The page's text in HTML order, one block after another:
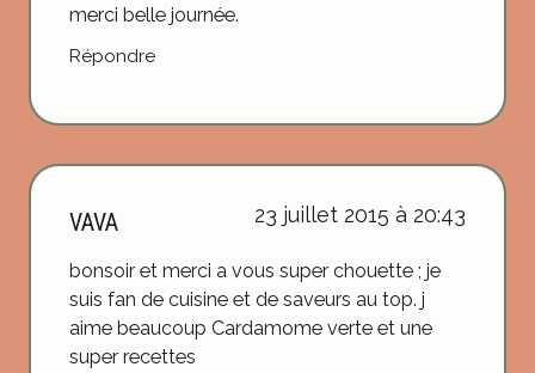
merci belle journée.
Répondre
VAVA 23 juillet 2015 à 20:43
bonsoir et merci a vous super chouette ; je
suis fan de cuisine et de saveurs au top. j
aime beaucoup Cardamome verte et une
super recettes